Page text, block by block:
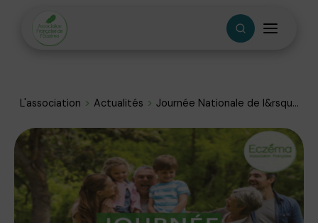
L'association Actualités Journée Nationale de l&rsqu...